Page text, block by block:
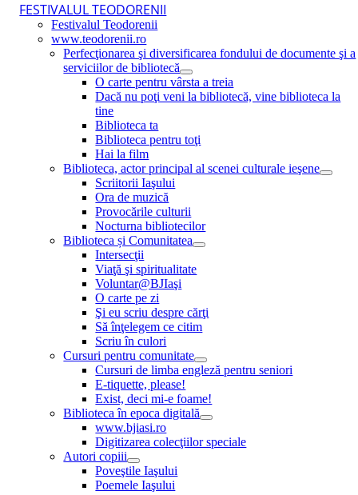
FESTIVALUL TEODORENII
Festivalul Teodorenii
www.teodorenii.ro
Perfecţionarea şi diversificarea fondului de documente şi a
serviciilor de bibliotecă
O carte pentru vârsta a treia
Dacă nu poţi veni la bibliotecă, vine biblioteca la
tine
Biblioteca ta
Biblioteca pentru toţi
Hai la film
Biblioteca, actor principal al scenei culturale ieşene
Scriitorii Iaşului
Ora de muzică
Provocările culturii
Nocturna bibliotecilor
Biblioteca și Comunitatea
Intersecţii
Viaţă şi spiritualitate
Voluntar@BJIaşi
O carte pe zi
Şi eu scriu despre cărţi
Să înţelegem ce citim
Scriu în culori
Cursuri pentru comunitate
Cursuri de limba engleză pentru seniori
E-tiquette, please!
Exist, deci mi-e foame!
Biblioteca în epoca digitală
www.bjiasi.ro
Digitizarea colecţiilor speciale
Autori copiii
Poveştile Iaşului
Poemele Iaşului